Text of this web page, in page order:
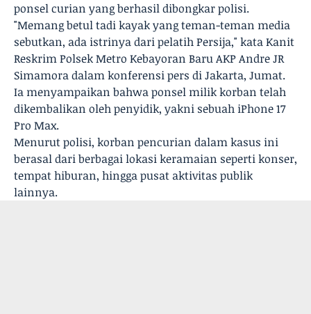
ponsel curian yang berhasil dibongkar polisi.
"Memang betul tadi kayak yang teman-teman media
sebutkan, ada istrinya dari pelatih Persija," kata Kanit
Reskrim Polsek Metro Kebayoran Baru AKP Andre JR
Simamora dalam konferensi pers di Jakarta, Jumat.
Ia menyampaikan bahwa ponsel milik korban telah
dikembalikan oleh penyidik, yakni sebuah iPhone 17
Pro Max.
Menurut polisi, korban pencurian dalam kasus ini
berasal dari berbagai lokasi keramaian seperti konser,
tempat hiburan, hingga pusat aktivitas publik
lainnya.